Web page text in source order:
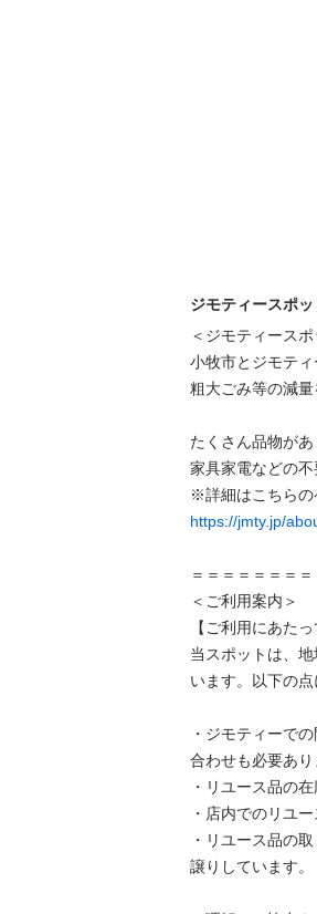
ジモティースポ
＜ジモティース
小牧市とジモティ
粗⼤ごみ等の減量
たくさん品物が
家具家電などの不
https://jmty.jp/
＝＝＝＝＝＝＝
＜ご利用案内＞
【ご利用にあたっ
当スポットは、
います。以下の点
・ジモティーで
合わせも必要あり
・リユース品の
・店内でのリユ
・リユース品の
譲りしています。